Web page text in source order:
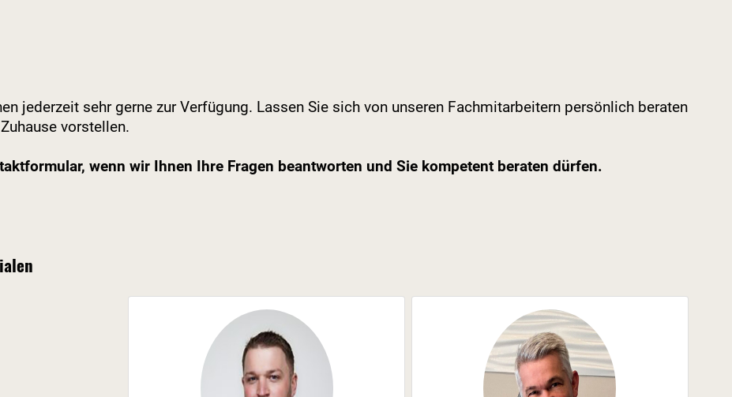
jederzeit sehr gerne zur Verfügung. Lassen Sie sich von unseren Fachmitarbeitern persönlich beraten
vorstellen.
wenn wir Ihnen Ihre Fragen beantworten und Sie kompetent beraten dürfen.